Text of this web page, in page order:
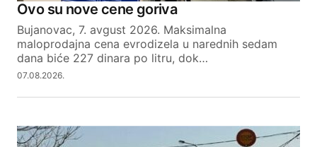
SUBMIT COMMENT
Ovo su nove cene goriva
Bujanovac, 7. avgust 2026. Maksimalna
maloprodajna cena evrodizela u narednih sedam
dana biće 227 dinara po litru, dok…
07.08.2026.